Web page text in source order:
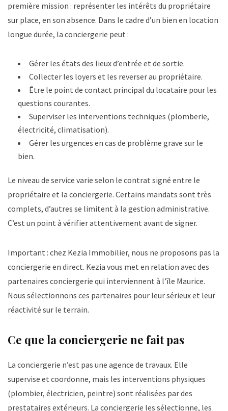
première mission : représenter les intérêts du propriétaire
sur place, en son absence. Dans le cadre d’un bien en location
longue durée, la conciergerie peut :
Gérer les états des lieux d’entrée et de sortie.
Collecter les loyers et les reverser au propriétaire.
Être le point de contact principal du locataire pour les
questions courantes.
Superviser les interventions techniques (plomberie,
électricité, climatisation).
Gérer les urgences en cas de problème grave sur le
bien.
Le niveau de service varie selon le contrat signé entre le
propriétaire et la conciergerie. Certains mandats sont très
complets, d’autres se limitent à la gestion administrative.
C’est un point à vérifier attentivement avant de signer.
Important : chez Kezia Immobilier, nous ne proposons pas la
conciergerie en direct. Kezia vous met en relation avec des
partenaires conciergerie qui interviennent à l’île Maurice.
Nous sélectionnons ces partenaires pour leur sérieux et leur
réactivité sur le terrain.
Ce que la conciergerie ne fait pas
La conciergerie n’est pas une agence de travaux. Elle
supervise et coordonne, mais les interventions physiques
(plombier, électricien, peintre) sont réalisées par des
prestataires extérieurs. La conciergerie les sélectionne, les